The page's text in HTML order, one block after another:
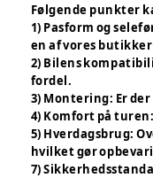
Følgende punkter
1) Pasform og
en af vores
2) Bilens
fordel.
3) Montering: Er
4) Komfort på
5) Hverdagsbrug:
hvilket gør
7)